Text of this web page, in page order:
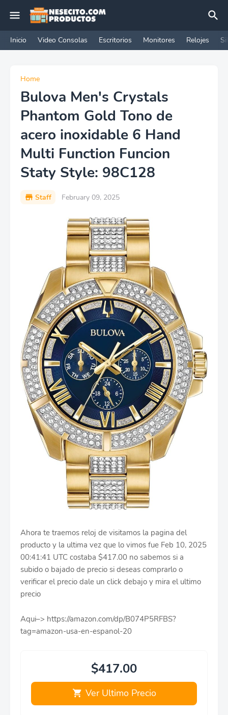
Inicio Video Consolas Escritorios Monitores Relojes
Home
Bulova Men's Crystals
Phantom Gold Tono de
acero inoxidable 6 Hand
Multi Function Funcion
Staty Style: 98C128
Staff February 09, 2025
Ahora te traemos reloj de visitamos la pagina del
producto y la ultima vez que lo vimos fue Feb 10, 2025
00:41:41 UTC costaba $417.00 no sabemos si a
subido o bajado de precio si deseas comprarlo o
verificar el precio dale un click debajo y mira el ultimo
precio
Aqui–> https://amazon.com/dp/B074P5RFBS?
tag=amazon-usa-en-espanol-20
$417.00
Ver Ultimo Precio